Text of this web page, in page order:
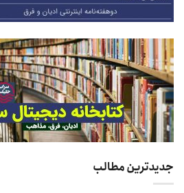
جدیدترین مطالب